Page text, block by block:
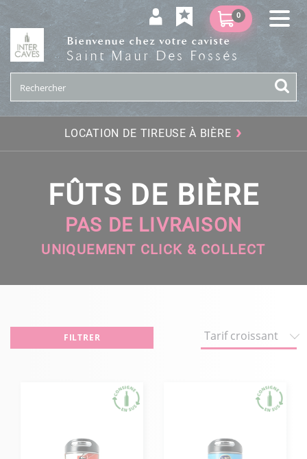
0
Bienvenue chez votre caviste
Saint Maur Des Fossés
LOCATION DE TIREUSE À BIÈRE ›
FÛTS DE BIÈRE
PAS DE LIVRAISON
UNIQUEMENT CLICK & COLLECT
FILTRER